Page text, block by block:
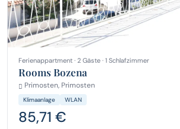
Ferienappartment · 2 Gäste · 1 Schlafzimmer
Rooms Bozena
Primosten, Primosten
Klimaanlage WLAN
85,71 €